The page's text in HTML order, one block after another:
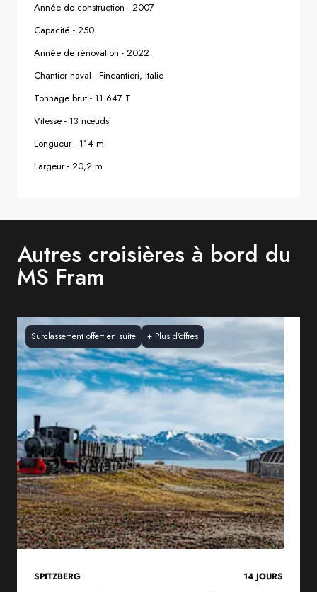
Année de construction - 2007
Capacité - 250
Année de rénovation - 2022
Chantier naval - Fincantieri, Italie
Tonnage brut - 11 647 T
Vitesse - 13 nœuds
Longueur- 114 m
Largeur- 20,2 m
Autres croisières à bord du
MS Fram
Surclassement offert en suite + Plus d'offres
SPITZBERG 14 JOURS